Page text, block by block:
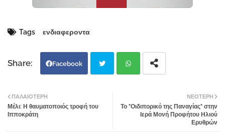
Tags ενδιαφεροντα
Facebook
tter atsa
ΝΕΌΤΕΡΗ
Το "Οιδιπορικό της Παναγίας" στην
Ιερά Μονή Προφήτου Ηλιού
Ερυθρών
ΠΑΛΑΙΌΤΕΡΗ
Μέλι: Η θαυματοποιός τροφή του
Ιπποκράτη